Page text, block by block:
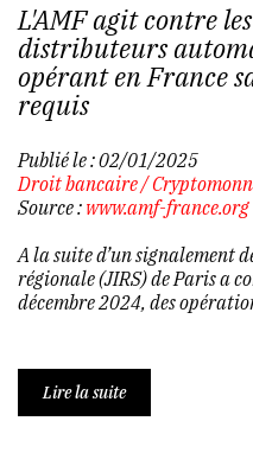
L'AMF agit contre
distributeurs
opérant en France
requis
Publié le :02/01/2025
Droit bancaire/
Source : www.amf-france.org
A la suite d’un signalement
régionale (JIRS) de Paris a
décembre 2024, des
Lire la suite